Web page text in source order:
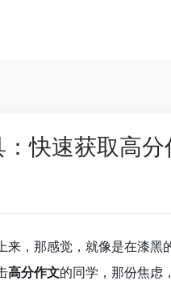
快速获取高分
，那感觉，就像是在漆黑
高分作文的同学，那份焦虑